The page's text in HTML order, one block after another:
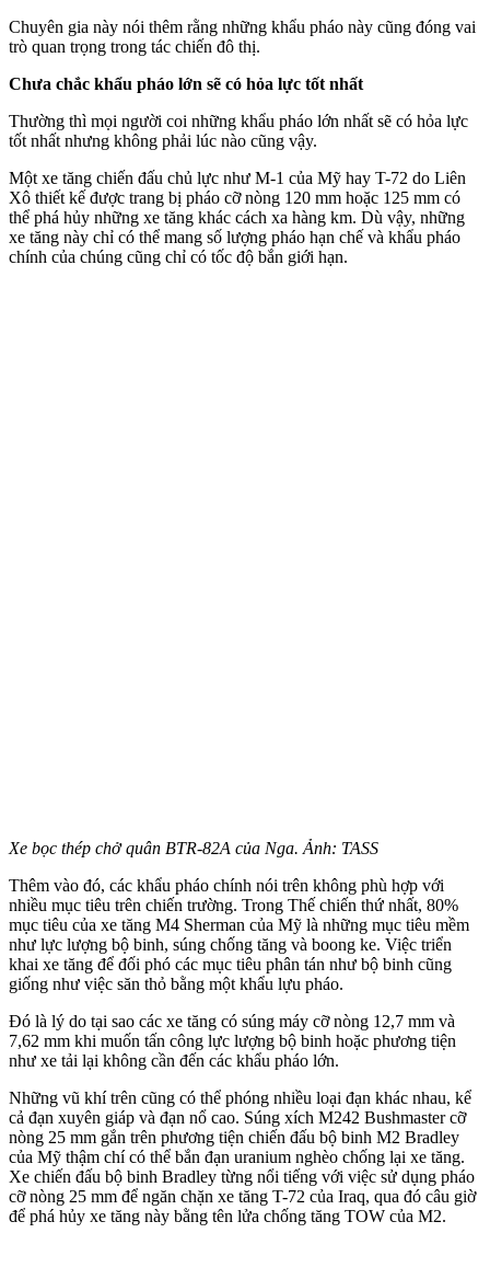
Chuyên gia này nói thêm rằng những khẩu pháo này cũng đóng vai
trò quan trọng trong tác chiến đô thị.
Chưa chắc khẩu pháo lớn sẽ có hỏa lực tốt nhất
Thường thì mọi người coi những khẩu pháo lớn nhất sẽ có hỏa lực
tốt nhất nhưng không phải lúc nào cũng vậy.
Một xe tăng chiến đấu chủ lực như M-1 của Mỹ hay T-72 do Liên
Xô thiết kế được trang bị pháo cỡ nòng 120 mm hoặc 125 mm có
thể phá hủy những xe tăng khác cách xa hàng km. Dù vậy, những
xe tăng này chỉ có thể mang số lượng pháo hạn chế và khẩu pháo
chính của chúng cũng chỉ có tốc độ bắn giới hạn.
Xe bọc thép chở quân BTR-82A của Nga. Ảnh: TASS
Thêm vào đó, các khẩu pháo chính nói trên không phù hợp với
nhiều mục tiêu trên chiến trường. Trong Thế chiến thứ nhất, 80%
mục tiêu của xe tăng M4 Sherman của Mỹ là những mục tiêu mềm
như lực lượng bộ binh, súng chống tăng và boong ke. Việc triển
khai xe tăng để đối phó các mục tiêu phân tán như bộ binh cũng
giống như việc săn thỏ bằng một khẩu lựu pháo.
Đó là lý do tại sao các xe tăng có súng máy cỡ nòng 12,7 mm và
7,62 mm khi muốn tấn công lực lượng bộ binh hoặc phương tiện
như xe tải lại không cần đến các khẩu pháo lớn.
Những vũ khí trên cũng có thể phóng nhiều loại đạn khác nhau, kể
cả đạn xuyên giáp và đạn nổ cao. Súng xích M242 Bushmaster cỡ
nòng 25 mm gắn trên phương tiện chiến đấu bộ binh M2 Bradley
của Mỹ thậm chí có thể bắn đạn uranium nghèo chống lại xe tăng.
Xe chiến đấu bộ binh Bradley từng nổi tiếng với việc sử dụng pháo
cỡ nòng 25 mm để ngăn chặn xe tăng T-72 của Iraq, qua đó câu giờ
để phá hủy xe tăng này bằng tên lửa chống tăng TOW của M2.